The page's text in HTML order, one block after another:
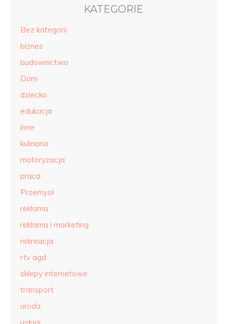
KATEGORIE
Bez kategorii
biznes
budownictwo
Dom
dziecko
edukacja
inne
kulinaria
motoryzacja
praca
Przemysł
reklama
reklama i marketing
rekreacja
rtv agd
sklepy internetowe
transport
uroda